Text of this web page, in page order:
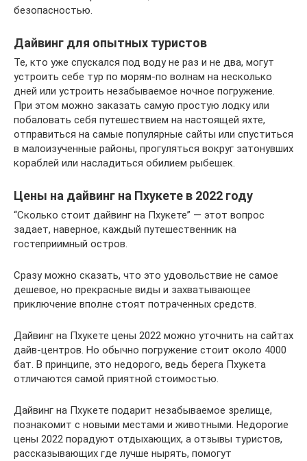
безопасностью.
Дайвинг для опытных туристов
Те, кто уже спускался под воду не раз и не два, могут
устроить себе тур по морям-по волнам на несколько
дней или устроить незабываемое ночное погружение.
При этом можно заказать самую простую лодку или
побаловать себя путешествием на настоящей яхте,
отправиться на самые популярные сайты или спуститься
в малоизученные районы, прогуляться вокруг затонувших
кораблей или насладиться обилием рыбешек.
Цены на дайвинг на Пхукете в 2022 году
“Сколько стоит дайвинг на Пхукете” — этот вопрос
задает, наверное, каждый путешественник на
гостеприимный остров.
Сразу можно сказать, что это удовольствие не самое
дешевое, но прекрасные виды и захватывающее
приключение вполне стоят потраченных средств.
Дайвинг на Пхукете цены 2022 можно уточнить на сайтах
дайв-центров. Но обычно погружение стоит около 4000
бат. В принципе, это недорого, ведь берега Пхукета
отличаются самой приятной стоимостью.
Дайвинг на Пхукете подарит незабываемое зрелище,
познакомит с новыми местами и животными. Недорогие
цены 2022 порадуют отдыхающих, а отзывы туристов,
рассказывающих где лучше нырять, помогут